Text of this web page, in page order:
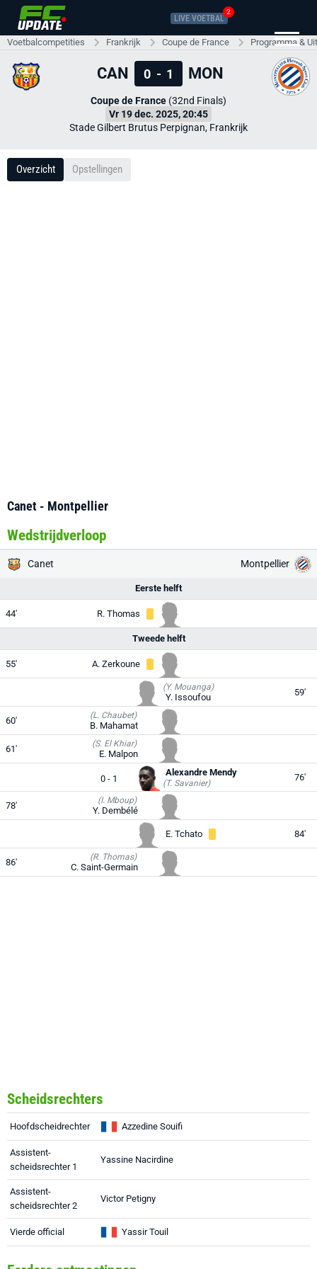
LIVE VOETBAL
2
Voetbalcompetities Frankrijk Coupe de France Programma &
CAN 0 - 1 MON
Coupe de France (32nd Finals)
Vr 19 dec. 2025, 20:45
Stade Gilbert Brutus Perpignan, Frankrijk
Overzicht Opstellingen
Canet - Montpellier
Wedstrijdverloop
Canet Montpellier
Eerste helft
44' R. Thomas
Tweede helft
55' A. Zerkoune
(Y. Mouanga)
Y. Issoufou 59'
60' (L. Chaubet)
B. Mahamat
61' (S. El Khiar)
E. Malpon
0 - 1
Alexandre Mendy
(T. Savanier)
76'
78' (I. Mboup)
Y. Dembélé
E. Tchato 84'
86' (R. Thomas)
C. Saint-Germain
Scheidsrechters
Hoofdscheidrechter Azzedine Souifi
Assistent-
scheidsrechter 1
Yassine Nacirdine
Assistent-
scheidsrechter 2
Victor Petigny
Vierde official Yassir Touil